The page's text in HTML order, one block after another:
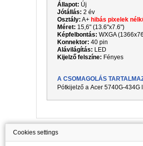
Állapot: Új
Jótállás: 2 év
Osztály: A+ hibás pixelek
Méret: 15,6" (13.6"x7.6")
Képfelbontás: WXGA
Konnektor: 40 pin
Alávilágítás: LED
Kijelző felszíne: Fényes
A CSOMAGOLÁS
Pótkijelző a Acer 5740G-434G
Cookies settings